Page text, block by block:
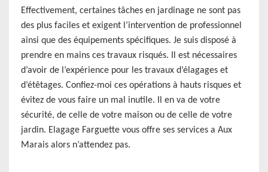
Effectivement, certaines tâches en jardinage ne sont pas
des plus faciles et exigent l’intervention de professionnel
ainsi que des équipements spécifiques. Je suis disposé à
prendre en mains ces travaux risqués. Il est nécessaires
d’avoir de l’expérience pour les travaux d’élagages et
d’étêtages. Confiez-moi ces opérations à hauts risques et
évitez de vous faire un mal inutile. Il en va de votre
sécurité, de celle de votre maison ou de celle de votre
jardin. Elagage Farguette vous offre ses services a Aux
Marais alors n’attendez pas.